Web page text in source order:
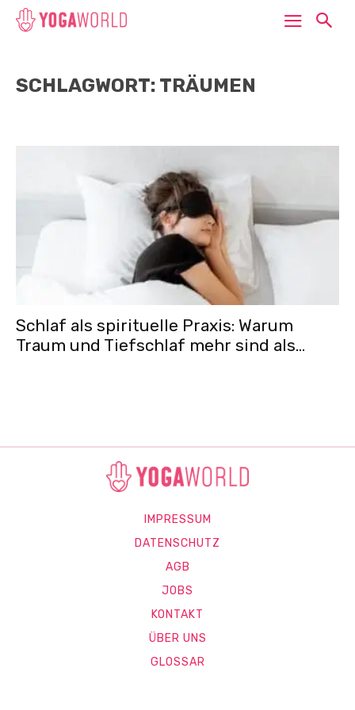
SCHLAGWORT: TRÄUMEN
Schlaf als spirituelle Praxis: Warum
Traum und Tiefschlaf mehr sind als...
IMPRESSUM
DATENSCHUTZ
AGB
JOBS
KONTAKT
ÜBER UNS
GLOSSAR